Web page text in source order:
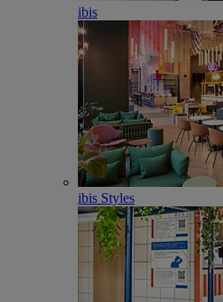
ibis
ibis Styles